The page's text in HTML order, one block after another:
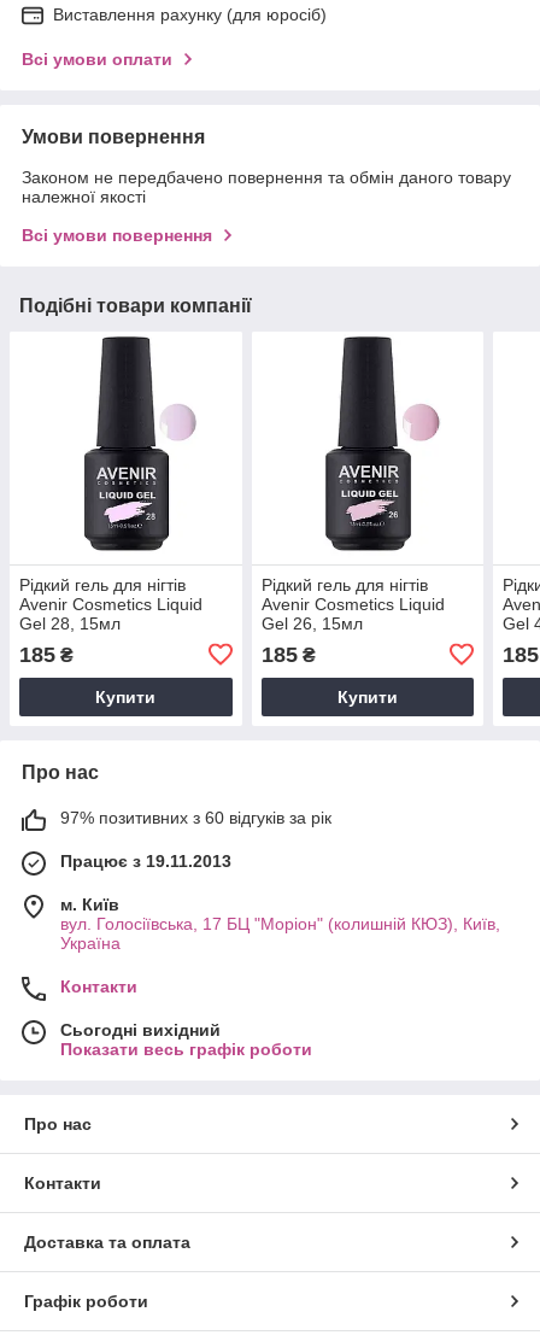
Виставлення рахунку (для юросіб)
Всі умови оплати
Умови повернення
Законом не передбачено повернення та обмін даного товару
належної якості
Всі умови повернення
Подібні товари компанії
Рідкий гель для нігтів
Avenir Cosmetics Liquid
Gel 28, 15мл
185 ₴
Купити
Рідкий гель для нігтів
Avenir Cosmetics Liquid
Gel 26, 15мл
185₴
Купити
Gel
185
Про нас
97% позитивних з 60 відгуків за рік
Працює з 19.11.2013
м. Київ
вул. Голосіївська, 17 БЦ "Моріон" (колишній КЮЗ), Київ,
Україна
Контакти
Сьогодні вихідний
Показати весь графік роботи
Про нас
Контакти
Доставка та оплата
Графік роботи